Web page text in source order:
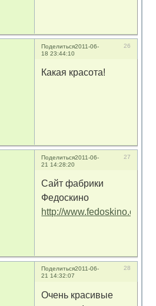
Поделиться 26
2011-06-
18 23:44:10
Какая красота!
Поделиться 27
2011-06-
21 14:28:20
Сайт фабрики
Федоскино
http://www.fedoskino.org/
Поделиться 28
2011-06-
21 14:32:07
Очень красивые